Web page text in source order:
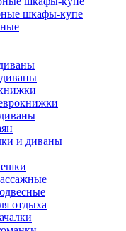
шкафы-купе
и диваны
отдыха